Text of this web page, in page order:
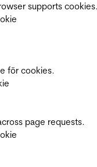
supports
för cookies.
page requests.